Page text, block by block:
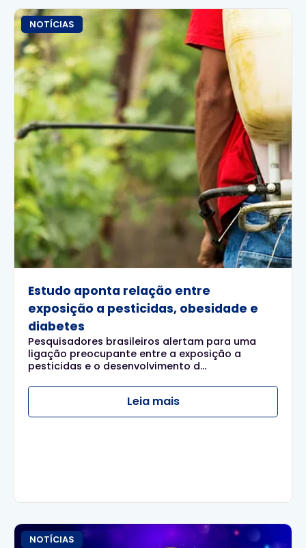
NOTÍCIAS
Estudo aponta relação entre
exposição a pesticidas, obesidade e
diabetes
Pesquisadores brasileiros alertam para uma
ligação preocupante entre a exposição a
pesticidas e o desenvolvimento d...
Leia mais
NOTÍCIAS